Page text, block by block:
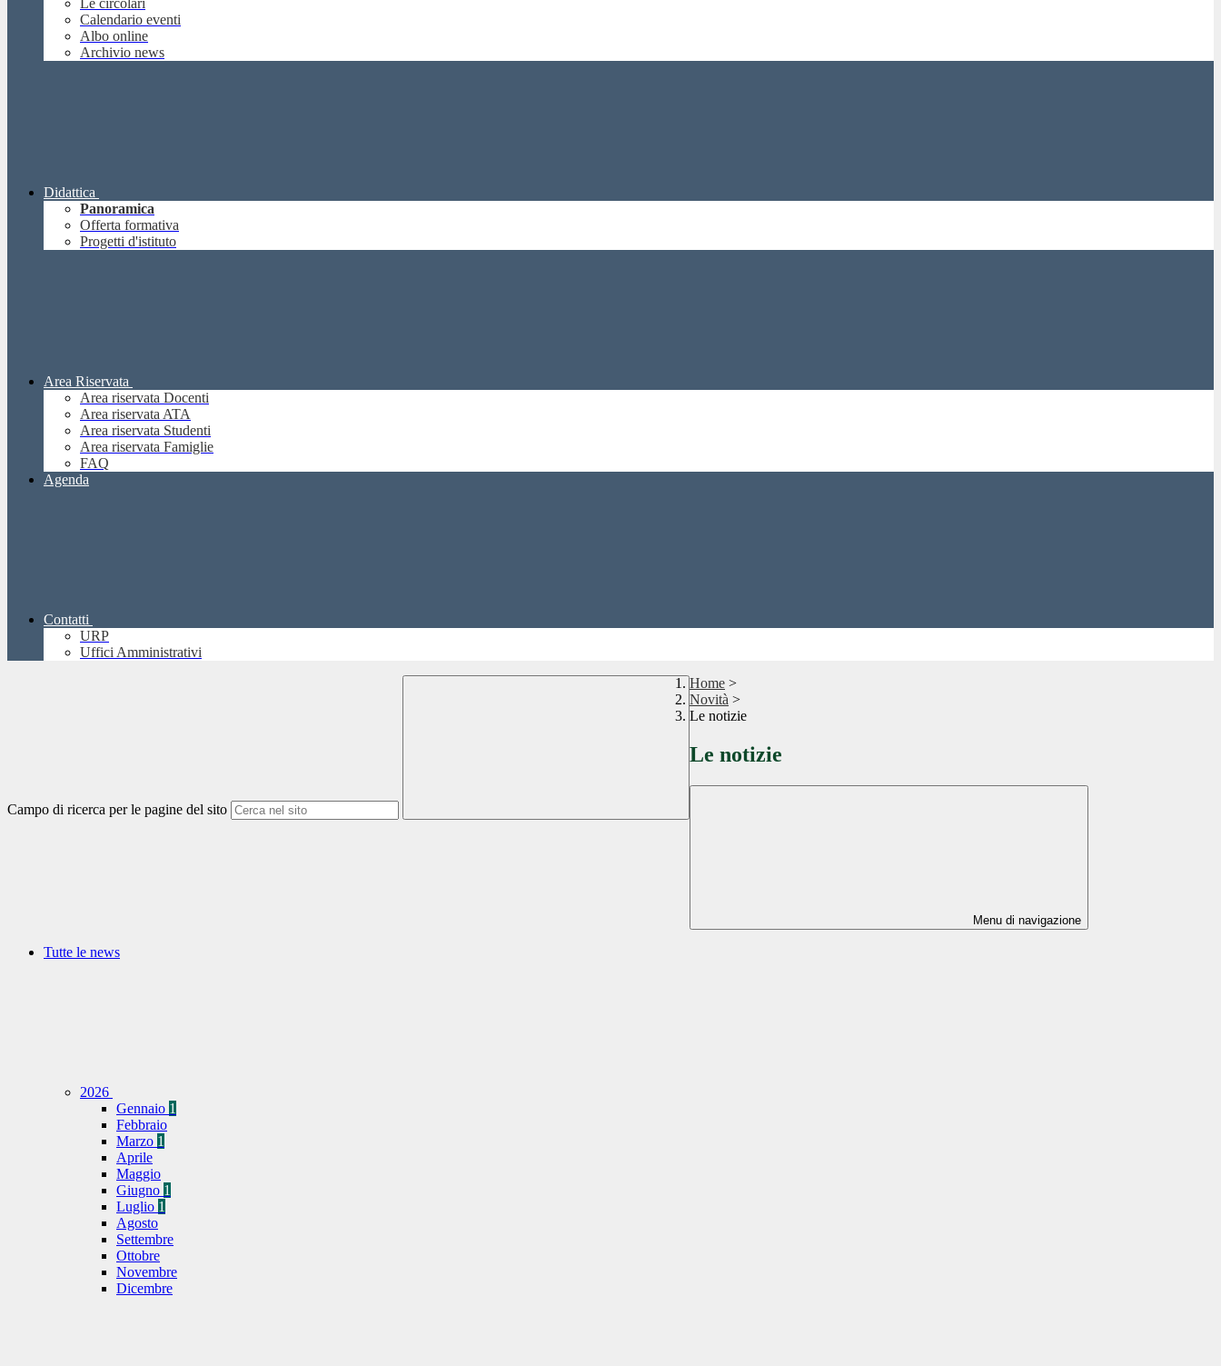
Le circolari
Calendario eventi
Albo online
Archivio news
Didattica
Panoramica
Offerta formativa
Progetti d'istituto
Area Riservata
Area riservata Docenti
Area riservata ATA
Area riservata Studenti
Area riservata Famiglie
FAQ
Agenda
Contatti
URP
Uffici Amministrativi
Campo di ricerca per le pagine del sito
Home >
Novità >
Le notizie
Le notizie
Menu di navigazione
Tutte le news
2026
Gennaio 1
Febbraio
Marzo 1
Aprile
Maggio
Giugno 1
Luglio 1
Agosto
Settembre
Ottobre
Novembre
Dicembre